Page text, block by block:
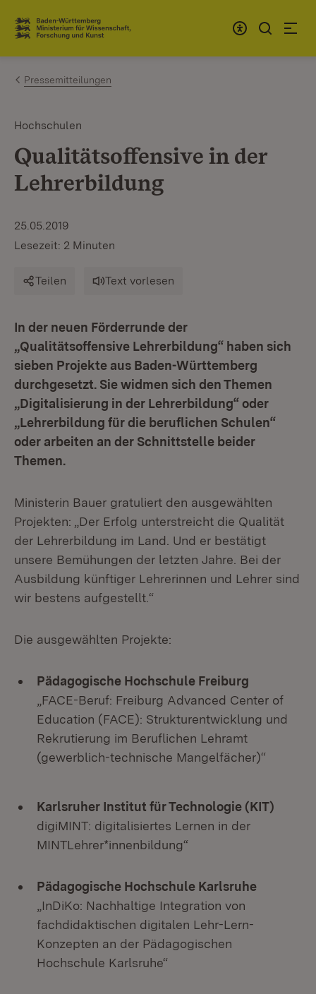
Zum Inhalt springen
Link zur Startseite
Pressemitteilungen
Hochschulen
Qualitätsoffensive in der
Lehrerbildung
25.05.2019
Lesezeit: 2 Minuten
Teilen Text vorlesen
In der neuen Förderrunde der
„Qualitätsoffensive Lehrerbildung“ haben sich
sieben Projekte aus Baden-Württemberg
durchgesetzt. Sie widmen sich den Themen
„Digitalisierung in der Lehrerbildung“ oder
„Lehrerbildung für die beruflichen Schulen“
oder arbeiten an der Schnittstelle beider
Themen.
Ministerin Bauer gratuliert den ausgewählten
Projekten: „Der Erfolg unterstreicht die Qualität
der Lehrerbildung im Land. Und er bestätigt
unsere Bemühungen der letzten Jahre. Bei der
Ausbildung künftiger Lehrerinnen und Lehrer sind
wir bestens aufgestellt.“
Die ausgewählten Projekte:
Pädagogische Hochschule Freiburg
„FACE-Beruf: Freiburg Advanced Center of
Education (FACE): Strukturentwicklung und
Rekrutierung im Beruflichen Lehramt
(gewerblich-technische Mangelfächer)“
Karlsruher Institut für Technologie (KIT)
digiMINT: digitalisiertes Lernen in der
MINTLehrer*innenbildung“
Pädagogische Hochschule Karlsruhe
„InDiKo: Nachhaltige Integration von
fachdidaktischen digitalen Lehr-Lern-
Konzepten an der Pädagogischen
Hochschule Karlsruhe“